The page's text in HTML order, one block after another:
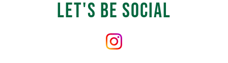
Let's Be Social
Follow
us
on